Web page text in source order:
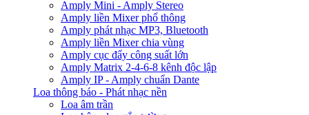
Amply Mini - Amply Stereo
Amply liền Mixer phổ thông
Amply phát nhạc MP3, Bluetooth
Amply liền Mixer chia vùng
Amply cục đẩy công suất lớn
Amply Matrix 2-4-6-8 kênh độc lập
Amply IP - Amply chuẩn Dante
Loa thông báo - Phát nhạc nền
Loa âm trần